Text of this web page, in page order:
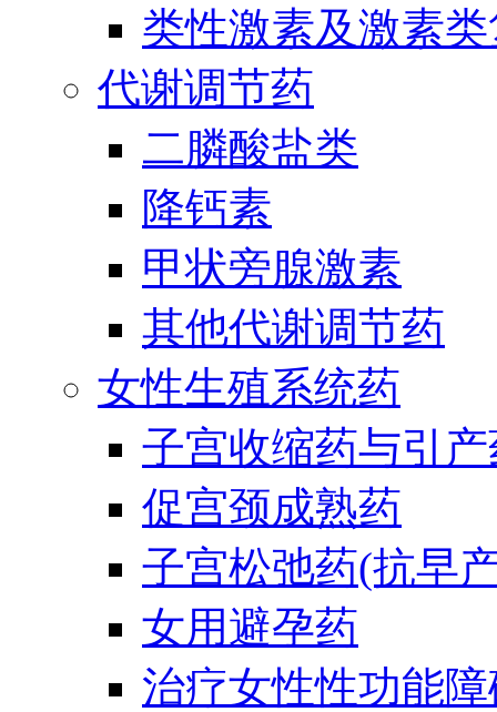
类性激素及激素
代谢调节药
二膦酸盐类
降钙素
甲状旁腺激素
其他代谢调节药
女性生殖系统药
子宫收缩药与引
促宫颈成熟药
子宫松弛药(抗早
女用避孕药
治疗女性性功能